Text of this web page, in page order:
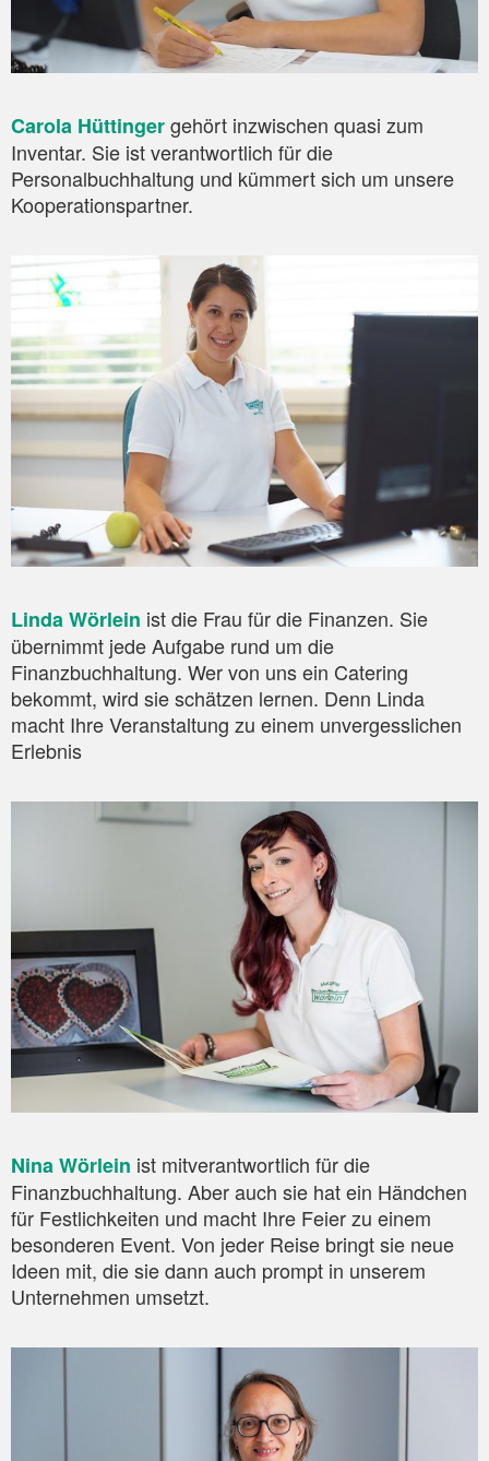
Carola Hüttingergehört inzwischen quasi zum
Inventar. Sie ist verantwortlich für die
Personalbuchhaltung und kümmert sich um unsere
Kooperationspartner.
Linda Wörlein ist die Frau für die Finanzen. Sie
übernimmt jede Aufgabe rund um die
Finanzbuchhaltung. Wer von uns ein Catering
bekommt, wird sie schätzen lernen. Denn Linda
macht Ihre Veranstaltung zu einem unvergesslichen
Erlebnis
Nina Wörlein ist mitverantwortlich für die
Finanzbuchhaltung. Aber auch sie hat ein Händchen
für Festlichkeiten und macht Ihre Feier zu einem
besonderen Event. Von jeder Reise bringt sie neue
Ideen mit, die sie dann auch prompt in unserem
Unternehmen umsetzt.